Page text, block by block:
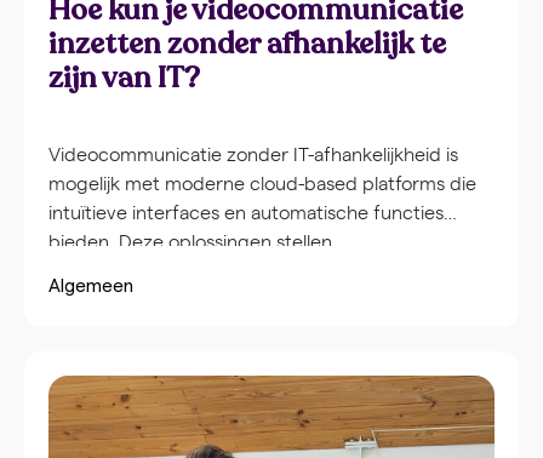
Hoe kun je videocommunicatie
inzetten zonder afhankelijk te
zijn van IT?
Videocommunicatie zonder IT-afhankelijkheid is
mogelijk met moderne cloud-based platforms die
intuïtieve interfaces en automatische functies
bieden. Deze oplossingen stellen
professionele video’s te maken zonder technische
templates en geautomatiseerde
bewerkingsfuncties kunnen medewerkers direct
aan de slag met videocreatie. Traditionele
Algemeen